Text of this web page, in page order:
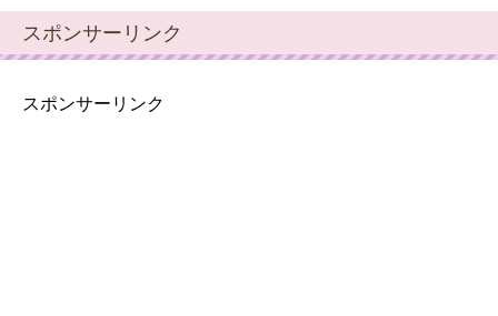
スポンサーリンク
スポンサーリンク